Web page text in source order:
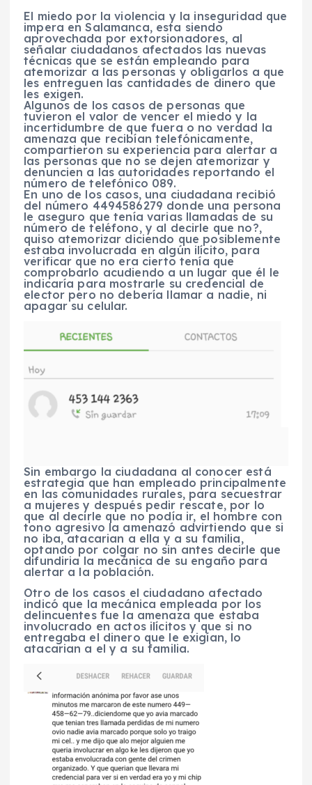
El miedo por la violencia y la inseguridad que
impera en Salamanca, esta siendo
aprovechada por extorsionadores, al
señalar ciudadanos afectados las nuevas
técnicas que se están empleando para
atemorizar a las personas y obligarlos a que
les entreguen las cantidades de dinero que
les exigen.
Algunos de los casos de personas que
tuvieron el valor de vencer el miedo y la
incertidumbre de que fuera o no verdad la
amenaza que recibían telefónicamente,
compartieron su experiencia para alertar a
las personas que no se dejen atemorizar y
denuncien a las autoridades reportando el
número de telefónico 089.
En uno de los casos, una ciudadana recibió
del número 4494586279 donde una persona
le aseguro que tenía varias llamadas de su
número de teléfono, y al decirle que no?,
quiso atemorizar diciendo que posiblemente
estaba involucrada en algún ilícito, para
verificar que no era cierto tenía que
comprobarlo acudiendo a un lugar que él le
indicaría para mostrarle su credencial de
elector pero no debería llamar a nadie, ni
apagar su celular.
Sin embargo la ciudadana al conocer está
estrategia que han empleado principalmente
en las comunidades rurales, para secuestrar
a mujeres y después pedir rescate, por lo
que al decirle que no podía ir, el hombre con
tono agresivo la amenazó advirtiendo que si
no iba, atacarian a ella y a su familia,
optando por colgar no sin antes decirle que
difundiria la mecánica de su engaño para
alertar a la población.
Otro de los casos el ciudadano afectado
indicó que la mecánica empleada por los
delincuentes fue la amenaza que estaba
involucrado en actos ilícitos y que si no
entregaba el dinero que le exigían, lo
atacarian a el y a su familia.